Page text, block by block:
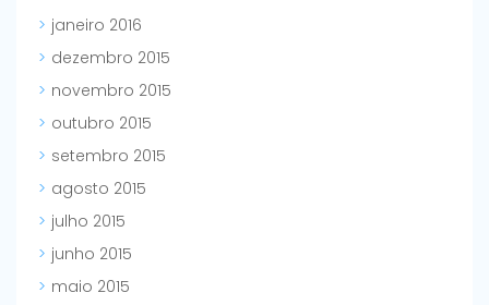
janeiro 2016
dezembro 2015
novembro 2015
outubro 2015
setembro 2015
agosto 2015
julho 2015
junho 2015
maio 2015